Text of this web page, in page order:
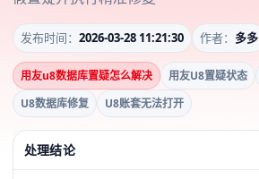
发布时间： 2026-03-28 11:21:30 作者： 多多
用友u8数据库置疑怎么解决 用友U8置疑状态
U8数据库修复
U8账套无法打开
处理结论